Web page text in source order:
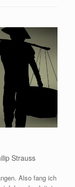
Strauss
Also fang ich